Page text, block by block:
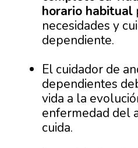
horario habitual
necesidades y
dependiente.
El cuidador de
dependientes
vida a la
enfermedad del
cuida.